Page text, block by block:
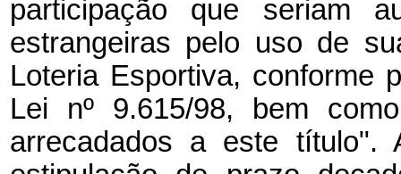
participação que seriam
estrangeiras pelo uso de
Loteria Esportiva, conforme
Lei nº 9.615/98, bem
arrecadados a este título".